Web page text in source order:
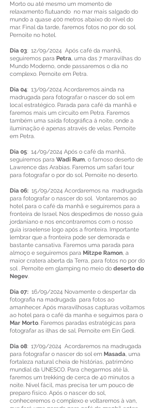
Morto ou até mesmo um momento de
relaxamento flutuando no mar mais salgado do
mundo a quase 400 metros abaixo do nivel do
mar. Final da tarde, faremos fotos no por do sol.
Pernoite no hotel.
Dia 03: 12/09/2024 Após café da manhã,
seguiremos para Petra, uma das 7 maravilhas do
Mundo Moderno, onde passaremos o dia no
complexo. Pernoite em Petra.
Dia 04: 13/09/2024 Acordaremos ainda na
madrugada para fotografar o nascer do sol em
local estratégico. Parada para café da manhã e
faremos mais um circuito em Petra. Faremos
também uma saída fotográfica á noite, onde a
iluminação é apenas através de velas. Pernoite
em Petra.
Dia 05: 14/09/2024 Após o café da manhã,
seguiremos para Wadi Rum, o famoso deserto de
Lawrence das Arabias. Faremos um safari tour
para fotografar o por do sol. Pernoite no deserto.
Dia 06: 15/09/2024 Acordaremos na madrugada
para fotografar o nascer do sol. Vontaremos ao
hotel para o café da manhã e seguiremos para a
fronteira de Israel. Nos despedimos de nosso guia
jordaniano e nos encontraremos com o nosso
guia israelense logo após a fronteira. Importante
lembrar que a fronteira pode ser demorada e
bastante cansativa. Faremos uma parada para
almoço e seguiremos para Mitzpe Ramon, a
maior cratera aberta da Terra, para fotos no por do
sol . Pernoite em glamping no meio do deserto do
Negev.
Dia 07: 16/09/2024 Novamente o despertar da
fotografia na madrugada para fotos ao
amanhecer. Após maravilhosas capturas voltamos
ao hotel para o café da manha e seguimos para o
Mar Morto. Faremos paradas estratégicas para
fotografar as ilhas de sal. Pernoite em Ein Gedi.
Dia 08: 17/09/2024 Acordaremos na madrugada
para fotografar o nascer do sol em Masada, uma
fortaleza natural cheia de histórias, patrimôno
mundial da UNESCO. Para chegarmos até lá,
faremos um trekking de cerca de 40 minutos a
noite. Nivel fácil, mas precisa ter um pouco de
preparo físico. Após o nascer do sol,
conheceremos o complexo e voltaremos à van,